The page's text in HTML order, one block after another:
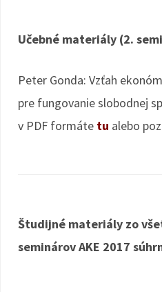
Učebné materiály (2.
Peter Gonda: Vzťah
pre fungovanie slobodnej
v PDF formáte tu alebo
Študijné materiály zo
seminárov AKE 2017